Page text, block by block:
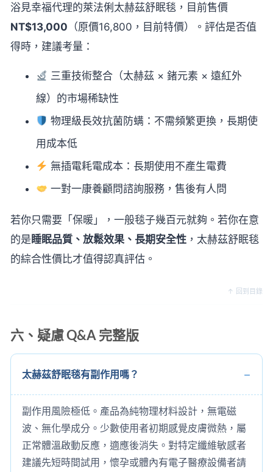
浴見幸福代理的萊法俐太赫茲舒眠毯，目前售價
NT$13,000 （原價16,800，目前特價）。評估是否值
得時，建議考量：
三重技術整合（太赫茲 × 鍺元素 × 遠紅外
線）的市場稀缺性
物理級長效抗菌防螨：不需頻繁更換，長期使
用成本低
無插電耗電成本：長期使用不產生電費
一對一康養顧問諮詢服務，售後有人問
若你只需要「保暖」，一般毯子幾百元就夠。若你在意
的是 睡眠品質、放鬆效果、長期安全性 ，太赫茲舒眠毯
的綜合性價比才值得認真評估。
↑ 回到目錄
六、疑慮 Q&A 完整版
太赫茲舒眠毯有副作用嗎？
副作用風險極低。產品為純物理材料設計，無電磁
波、無化學成分。少數使用者初期感覺皮膚微熱，屬
正常體溫啟動反應，適應後消失。對特定纖維敏感者
建議先短時間試用，懷孕或體內有電子醫療設備者請